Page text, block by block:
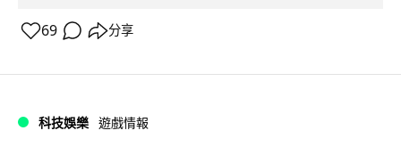
69 分享
科技娛樂 遊戲情報